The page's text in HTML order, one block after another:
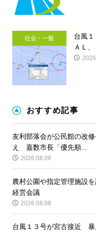
社会・一般
台風
ＡＬ
おすすめ記事
友利部落会が公民館の改
え 嘉数市長「優先順...
2026.08.08
農村公園や指定管理施設
経営会議
2026.08.08
台風１３号が宮古接近